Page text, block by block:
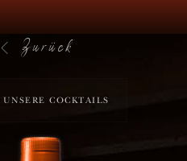
Zurück
UNSERE COCKTAILS